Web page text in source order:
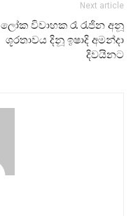
Next article
ලෝක විවාහක රෑ රැජින අනූ
ශූරතාවය දිනූ ඉෂාදි අමන්දා
දිවයිනට